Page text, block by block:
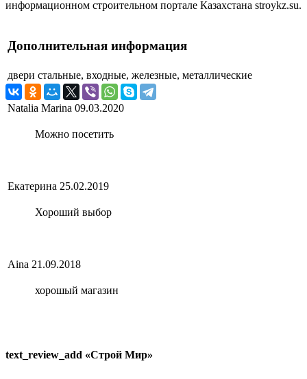
информационном строительном портале Казахстана stroykz.su.
Дополнительная информация
двери стальные, входные, железные, металлические
Natalia Marina 09.03.2020
Можно посетить
Екатерина 25.02.2019
Хороший выбор
Aіna 21.09.2018
хорошый магазин
text_review_add «Строй Мир»